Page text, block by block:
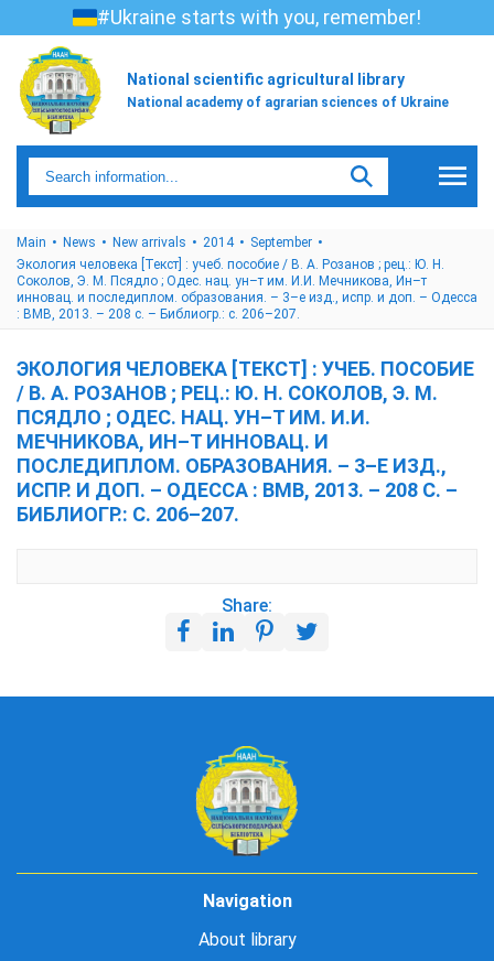
#Ukraine starts with you, remember!
National scientific agricultural library
National academy of agrarian sciences of Ukraine
Main News New arrivals 2014
September
Экология человека [Текст] : учеб. пособие / В. А. Розанов ; рец.: Ю. Н.
Соколов, Э. М. Псядло ; Одес. нац. ун–т им. И.И. Мечникова, Ин–т
инновац. и последиплом. образования. – 3–е изд., испр. и доп. – Одесса
: ВМВ, 2013. – 208 с. – Библиогр.: с. 206–207.
ЭКОЛОГИЯ ЧЕЛОВЕКА [ТЕКСТ] : УЧЕБ. ПОСОБИЕ
/ В. А. РОЗАНОВ ; РЕЦ.: Ю. Н. СОКОЛОВ, Э. М.
ПСЯДЛО ; ОДЕС. НАЦ. УН–Т ИМ. И.И.
МЕЧНИКОВА, ИН–Т ИННОВАЦ. И
ПОСЛЕДИПЛОМ. ОБРАЗОВАНИЯ. – 3–Е ИЗД.,
ИСПР. И ДОП. – ОДЕССА : ВМВ, 2013. – 208 С. –
БИБЛИОГР.: С. 206–207.
Share:
Navigation
About library